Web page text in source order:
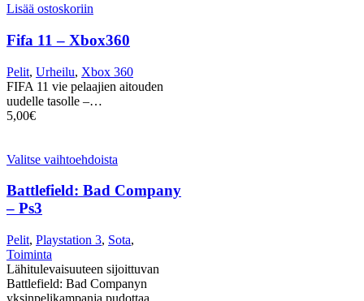
Lisää ostoskoriin
Fifa 11 – Xbox360
Pelit, Urheilu, Xbox 360
FIFA 11 vie pelaajien aitouden
uudelle tasolle –…
5,00€
Valitse vaihtoehdoista
Battlefield: Bad Company
– Ps3
Pelit, Playstation 3, Sota,
Toiminta
Lähitulevaisuuteen sijoittuvan
Battlefield: Bad Companyn
yksinpelikampanja pudottaa